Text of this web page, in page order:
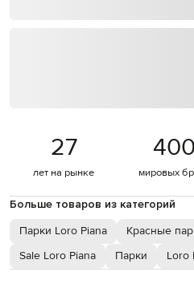
27
лет на рынке
400
мировых
Больше товаров из категорий
Парки Loro Piana Красные
Sale Loro Piana
Парки Loro